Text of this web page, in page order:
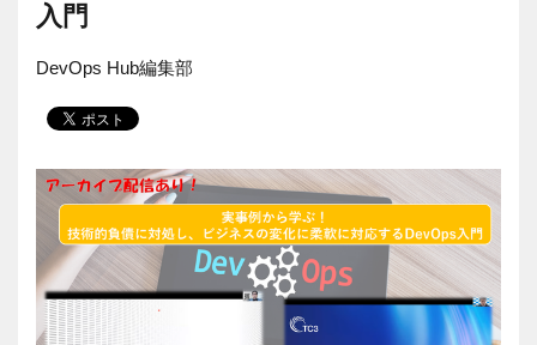
入門
DevOps Hub編集部